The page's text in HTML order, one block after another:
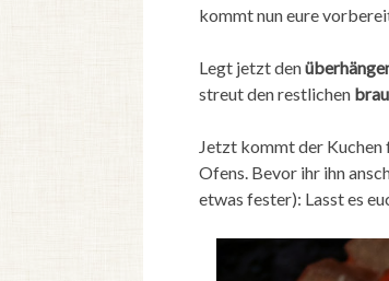
kommt nun eure
Legt jetzt den
streut den restlichen
Jetzt kommt der Kuchen
Ofens. Bevor ihr ihn
etwas fester): Lasst es